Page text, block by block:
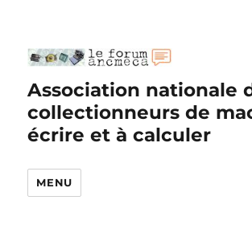
Association nationale
collectionneurs de
écrire et à calculer
MENU